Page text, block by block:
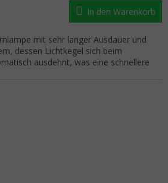
In den Warenkorb
mit sehr langer Ausdauer und
dessen Lichtkegel sich beim
ausdehnt, was eine schnellere